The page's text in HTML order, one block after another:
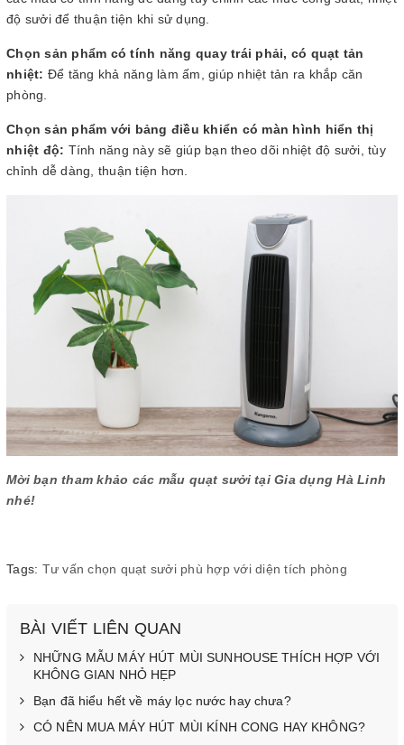
độ sưởi để thuận tiện khi sử dụng.
Chọn sản phẩm có tính năng quay trái phải, có quạt tản
nhiệt: Để tăng khả năng làm ấm, giúp nhiệt tản ra khắp căn
phòng.
Chọn sản phẩm với bảng điều khiển có màn hình hiển thị
nhiệt độ: Tính năng này sẽ giúp bạn theo dõi nhiệt độ sưởi, tùy
chỉnh dễ dàng, thuận tiện hơn.
Mời bạn tham khảo các mẫu quạt sưởi tại Gia dụng Hà Linh
nhé!
Tags: Tư vấn chọn quạt sưởi phù hợp với diện tích phòng
BÀI VIẾT LIÊN QUAN
NHỮNG MẪU MÁY HÚT MÙI SUNHOUSE THÍCH HỢP VỚI
KHÔNG GIAN NHỎ HẸP
Bạn đã hiểu hết về máy lọc nước hay chưa?
CÓ NÊN MUA MÁY HÚT MÙI KÍNH CONG HAY KHÔNG?